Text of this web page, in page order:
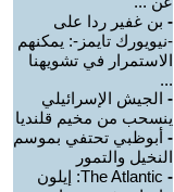
- بن غفير ردا على
-نيويورك تايمز-: يمكنهم
الاستمرار في تشويهنا
...
- الجيش الإسرائيلي
ينسحب من مخيم قلنديا
- أبوظبي تحتفي بموسم
النخيل والتمور
-
The Atlantic: إيلون